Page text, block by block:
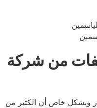
من شركة
خاص أن الكثير من